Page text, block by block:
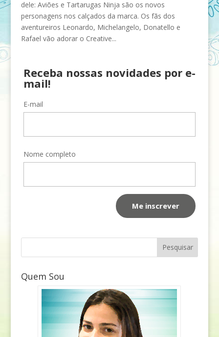
dele: Aviões e Tartarugas Ninja são os novos
personagens nos calçados da marca. Os fãs dos
aventureiros Leonardo, Michelangelo, Donatello e
Rafael vão adorar o Creative...
Receba nossas novidades por e-
mail!
E-mail
Nome completo
Quem Sou